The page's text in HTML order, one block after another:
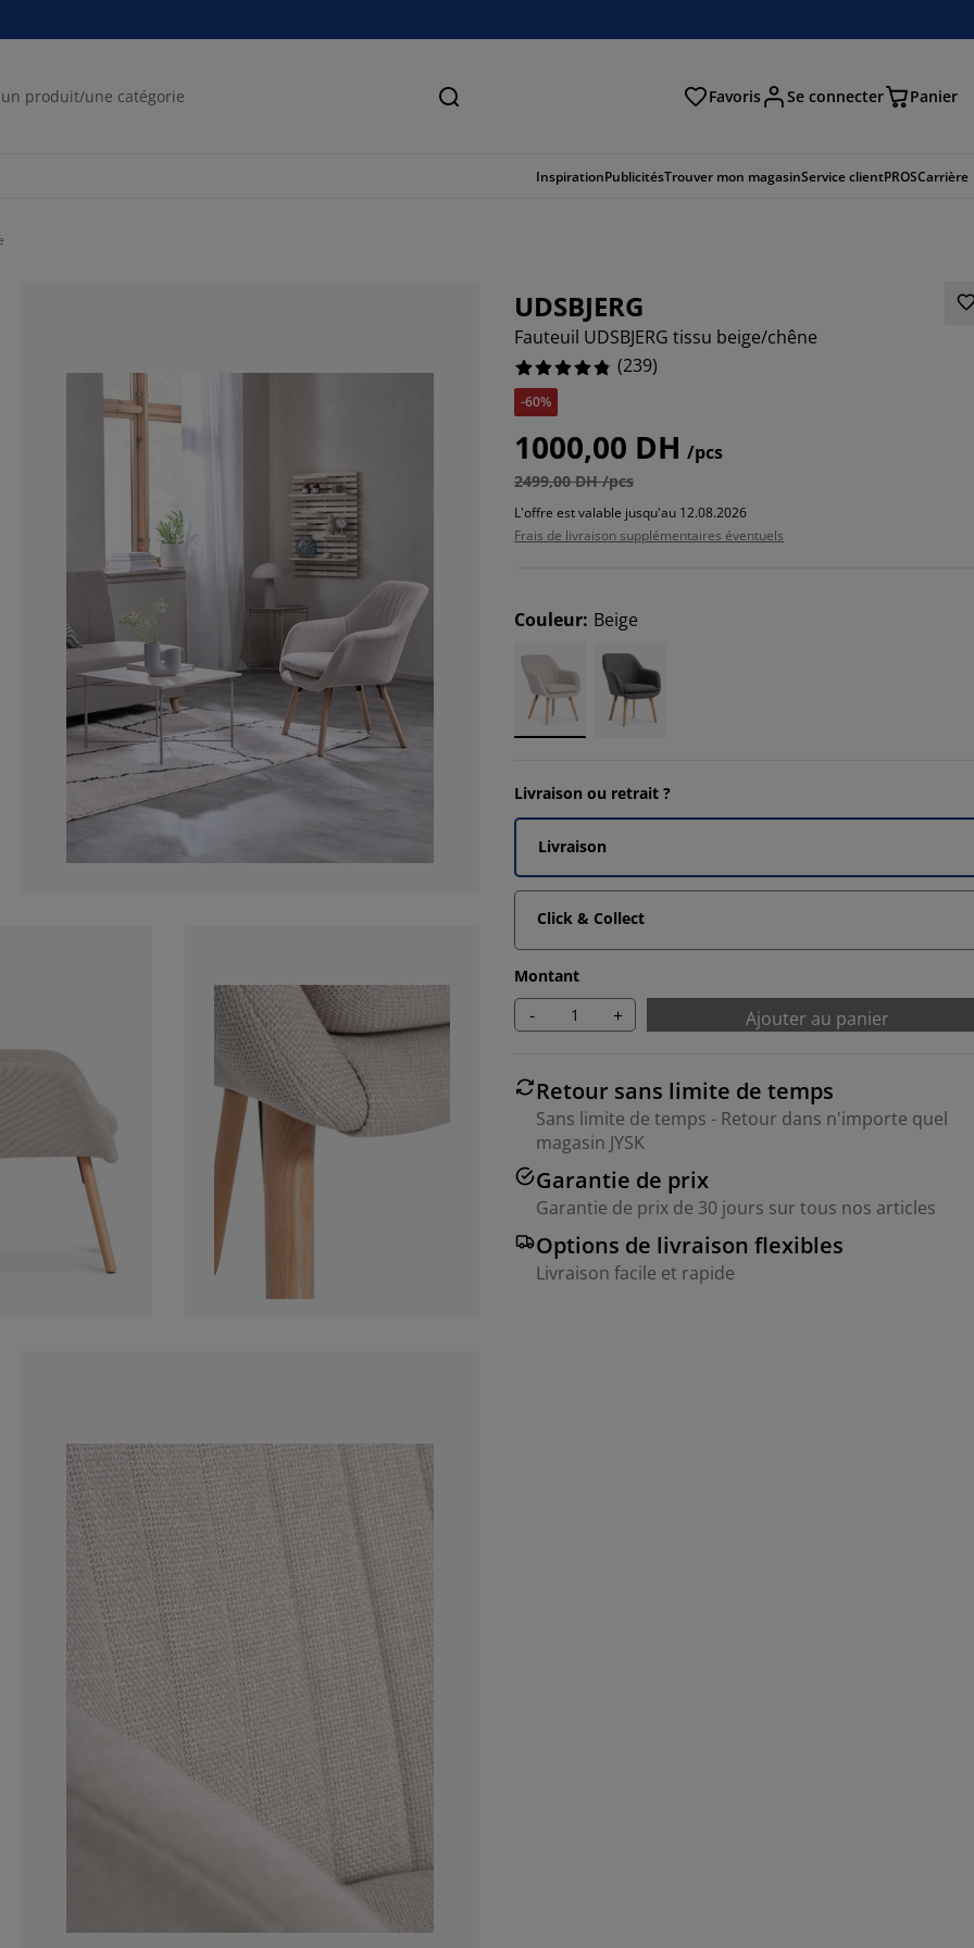
Chercher Favoris Se connecter Panier
InspirationPublicitésTrouver mon magasinService clientPROSCarrière
UDSBJERG
Fauteuil UDSBJERG tissu beige/chêne
(239)
-60%
1000,00 DH /pcs
2499,00 DH /pcs
L'offre est valable jusqu'au 12.08.2026
Frais de livraison supplémentaires éventuels
Couleur: Beige
Livraison ou retrait ?
Livraison
Click & Collect
Montant
- + Ajouter au panier
Retour sans limite de temps
Sans limite de temps - Retour dans n'importe quel
magasin JYSK
Garantie de prix
Garantie de prix de 30 jours sur tous nos articles
Options de livraison flexibles
Livraison facile et rapide
8.786610878661087%
0.8368200836820083%
1.2552301255230125%